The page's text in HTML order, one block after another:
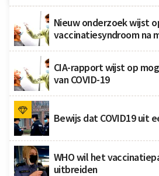
Nieuw onderzoek wijst
vaccinatiesyndroom na
CIA-rapport wijst op
van COVID-19
Bewijs dat COVID19 uit
WHO wil het
uitbreiden